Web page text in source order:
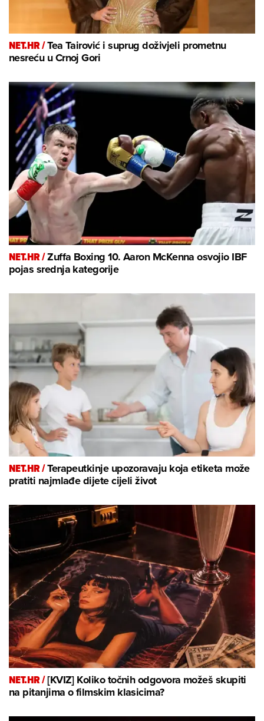
NET.HR /Tea Tairović i suprug doživjeli prometnu
nesreću u Crnoj Gori
NET.HR /Zuffa Boxing 10. Aaron McKenna osvojio IBF
pojas srednja kategorije
NET.HR /Terapeutkinje upozoravaju koja etiketa može
pratiti najmlađe dijete cijeli život
NET.HR /[KVIZ] Koliko točnih odgovora možeš skupiti
na pitanjima o filmskim klasicima?